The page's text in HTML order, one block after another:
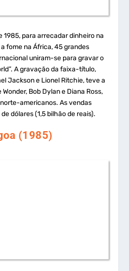
1985, para arrecadar dinheiro na
fome na África, 45 grandes
uniram-se para gravar o
A gravação da faixa-título,
Jackson e Lionel Ritchie, teve a
Bob Dylan e Diana Ross,
americanos. As vendas
dólares (1,5 bilhão de reais).
(1985)